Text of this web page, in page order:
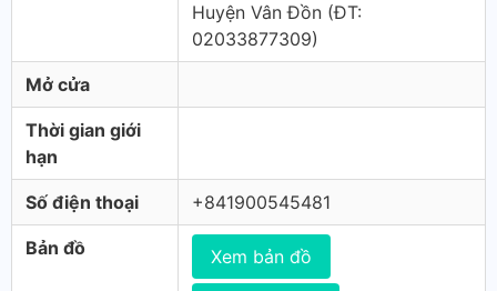
Huyện Vân Đồn (ÐT:
02033877309)
Mở cửa
Thời gian giới
hạn
Số điện thoại +841900545481
Bản đồ Xem bản đồ